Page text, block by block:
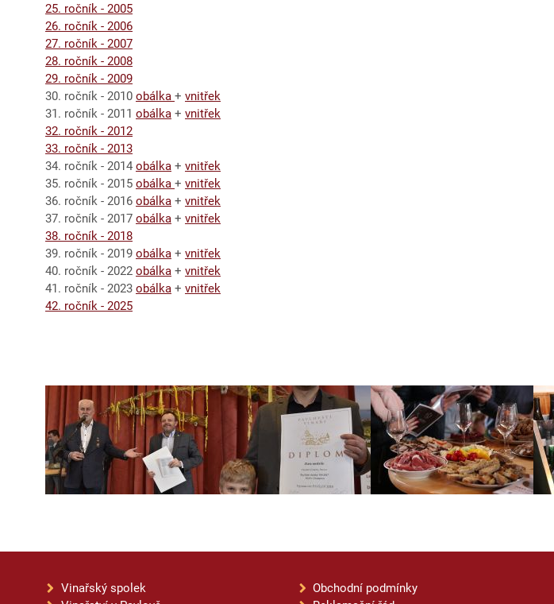
25. ročník - 2005
26. ročník - 2006
27. ročník - 2007
28. ročník - 2008
29. ročník - 2009
30. ročník - 2010 obálka + vnitřek
31. ročník - 2011 obálka + vnitřek
32. ročník - 2012
33. ročník - 2013
34. ročník - 2014 obálka + vnitřek
35. ročník - 2015 obálka + vnitřek
36. ročník - 2016 obálka + vnitřek
37. ročník - 2017 obálka + vnitřek
38. ročník - 2018
39. ročník - 2019 obálka + vnitřek
40. ročník - 2022 obálka + vnitřek
41. ročník - 2023 obálka + vnitřek
42. ročník - 2025
Vinařský spolek
Obchodní podmínky